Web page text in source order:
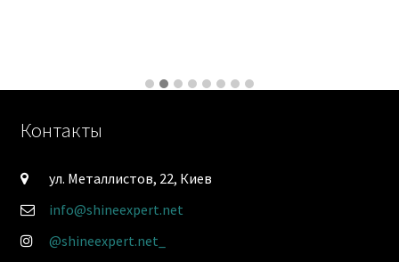
Контакты
ул. Металлистов, 22, Киев
info@shineexpert.net
@shineexpert.net_